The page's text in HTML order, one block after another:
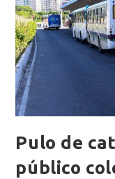
Pulo de
público